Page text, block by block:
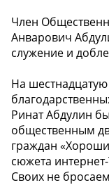
Член
Анварович
служение и
На
Ринат Абдулин
общественным
граждан
сюжета
Своих не